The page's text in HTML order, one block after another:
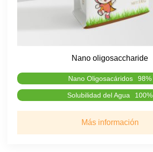
Nano oligosaccharide
Nano Oligosacáridos 98%
Solubilidad del Agua 100%
Más información